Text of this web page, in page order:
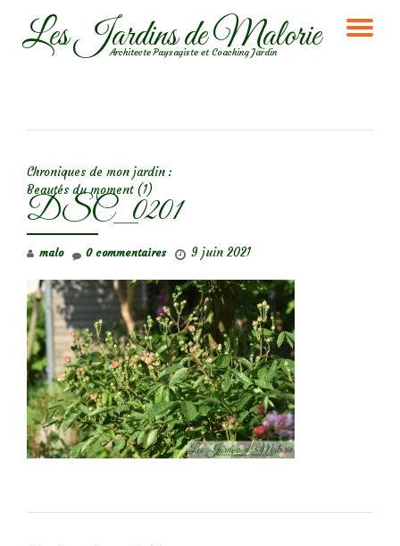
AllerLes Jardins de Malorie
Architecte Paysagiste et Coaching Jardin
Chroniques de mon jardin :
Beautés du moment (1)
DSC_0201
malo 9 juin 2021
0 commentaires